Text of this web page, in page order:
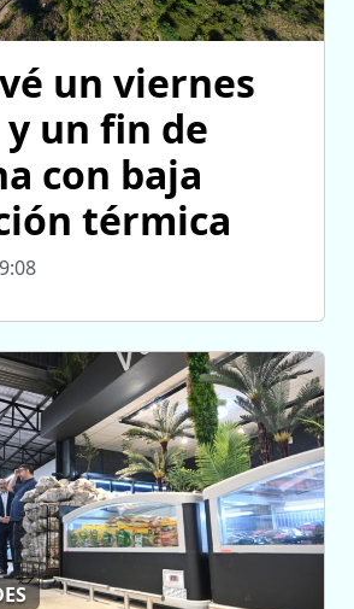
un viernes
un fin de
con baja
térmica